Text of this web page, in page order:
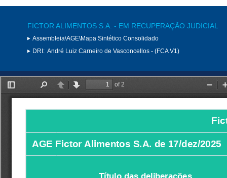
FICTOR ALIMENTOS S.A. - EM RECUPERAÇÃO JUDICIAL
Assembleia\AGE\Mapa Sintético Consolidado
DRI: André Luiz Carneiro de Vasconcellos - (FCA V1)